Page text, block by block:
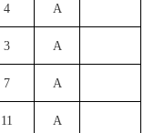
4 A
3 A
7 A
11 A